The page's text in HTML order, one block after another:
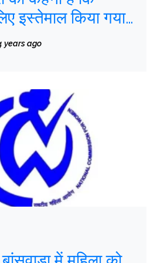
इस्तेमाल किया गया
years ago